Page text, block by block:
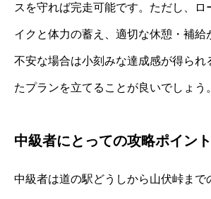
スを守れば完走可能です。ただし、ロ
イクと体力の蓄え、適切な休憩・補給
不安な場合は小刻みな達成感が得られ
たプランを立てることが良いでしょう。
中級者にとっての攻略ポイント
中級者は道の駅どうしから山伏峠まで